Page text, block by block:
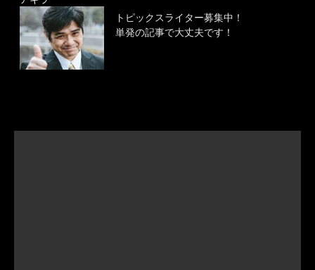
トピックスライター募集中！
単発の記事で大丈夫です！